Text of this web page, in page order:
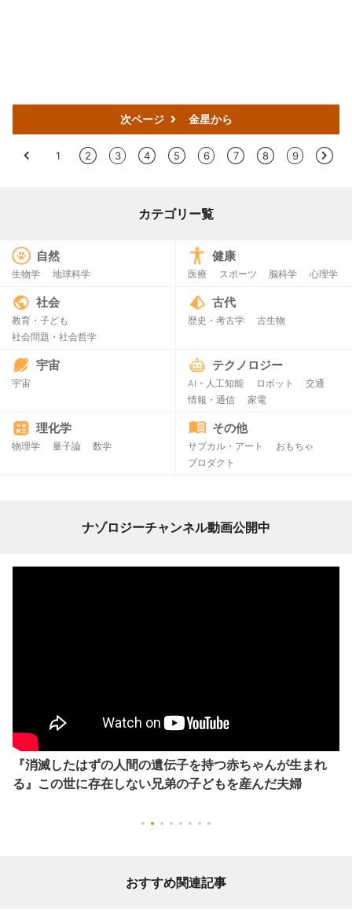
次ページ 金星から
< 1 2 3 4 5 6 7 8 9 >
カテゴリー覧
自然
生物学 地球科学
健康
医療 スポーツ 脳科学 心理学
社会
教育・子ども
社会問題・社会哲学
古代
歴史・考古学 古生物
宇宙
宇宙
テクノロジー
AI・人工知能 ロボット
交通
情報・通信
家電
理化学
物理学 量子論 数学
その他
サブカル・アート
おもちゃ
プロダクト
ナゾロジーチャンネル動画公開中
『消滅したはずの人間の遺伝子を持つ赤ちゃんが生まれ
る』この世に存在しない兄弟の子どもを産んだ夫婦
おすすめ関連記事